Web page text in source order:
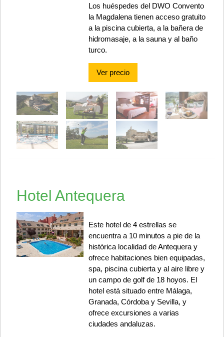
Los huéspedes del DWO Convento
la Magdalena tienen acceso gratuito
a la piscina cubierta, a la bañera de
hidromasaje, a la sauna y al baño
turco.
Ver precio
Hotel Antequera
Este hotel de 4 estrellas se
encuentra a 10 minutos a pie de la
histórica localidad de Antequera y
ofrece habitaciones bien equipadas,
spa, piscina cubierta y al aire libre y
un campo de golf de 18 hoyos. El
hotel está situado entre Málaga,
Granada, Córdoba y Sevilla, y
ofrece excursiones a varias
ciudades andaluzas.